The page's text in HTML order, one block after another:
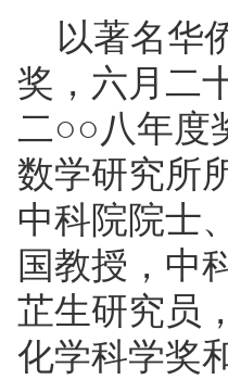
以著名华
奖，六月二
二○○八年度
数学研究所
中科院院士
国教授，中
芷生研究员
化学科学奖